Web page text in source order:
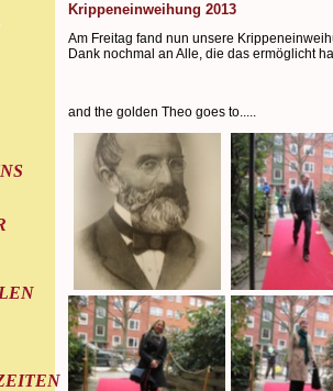
Krippeneinweihung 2013
Am Freitag fand nun unsere
Dank nochmal an Alle, die das ermöglicht
and the golden Theo goes to.....